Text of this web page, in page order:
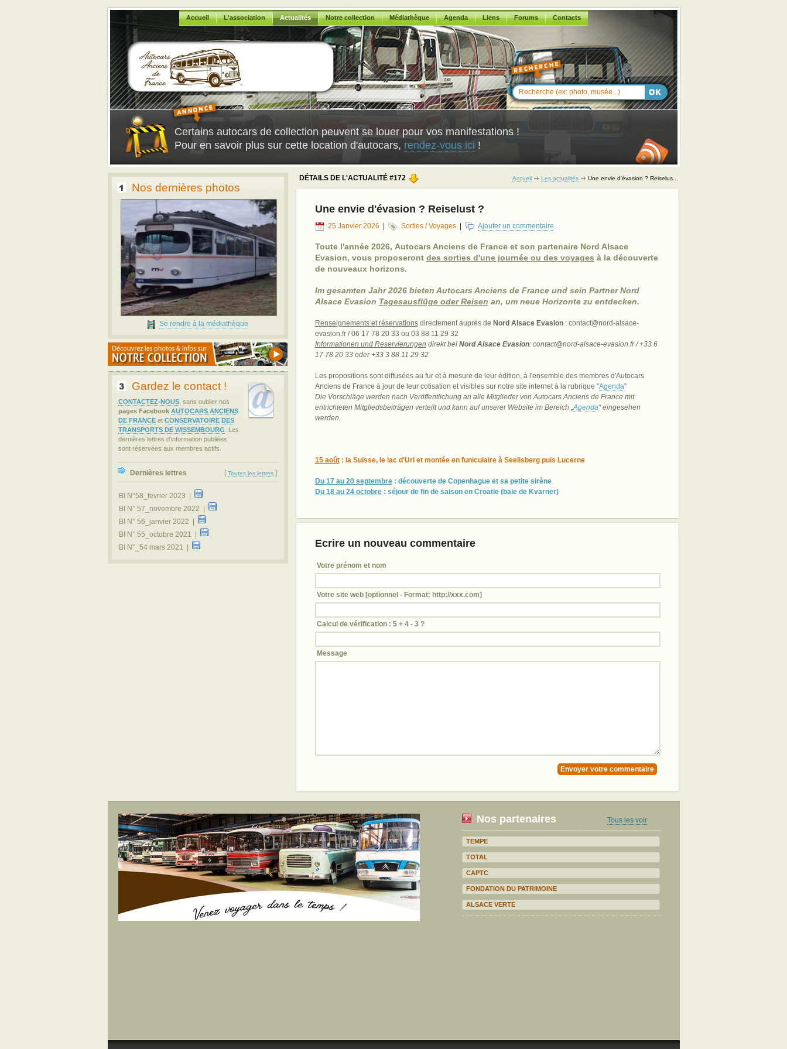
Accueil L'association Actualités Notre collection Médiathèque Agenda Liens Forums Contacts
Certains autocars de collection peuvent se louer pour vos manifestations !
Pour en savoir plus sur cette location d'autocars, rendez-vous ici !
Nos dernières photos
Se rendre à la médiathèque
Gardez le contact !
CONTACTEZ-NOUS, sans oublier nos
pages Facebook AUTOCARS ANCIENS
DE FRANCEet CONSERVATOIRE DES
TRANSPORTS DE WISSEMBOURG . Les
dernières lettres d'information publiées
sont réservées aux membres actifs.
Dernières lettres [ Toutes les lettres]
BI N°58_fevrier 2023 |
BI N° 57_novembre 2022 |
BI N° 56_janvier 2022 |
BI N° 55_octobre 2021 |
BI N°_54 mars 2021 |
Accueil Les actualités Une envie d'évasion ? Reiselus...
DÉTAILS DE L'ACTUALITÉ #172
Une envie d'évasion ? Reiselust ?
25 Janvier 2026 Sorties / Voyages Ajouter un commentaire
Toute l'année 2026, Autocars Anciens de France et son partenaire Nord Alsace
Evasion, vous proposeront des sorties d'une journée ou des voyages à la découverte
de nouveaux horizons.
Im gesamten Jahr 2026 bieten Autocars Anciens de France und sein Partner Nord
Alsace Evasion Tagesausflüge oder Reisen an, um neue Horizonte zu entdecken.
Renseignements et réservationsdirectement auprès de Nord Alsace Evasion: contact@nord-alsace-
evasion.fr / 06 17 78 20 33 ou 03 88 11 29 32
Informationen und Reservierungen direkt bei Nord Alsace Evasion: contact@nord-alsace-evasion.fr / +33 6
17 78 20 33 oder +33 3 88 11 29 32
Les propositions sont diffusées au fur et à mesure de leur édition, à l'ensemble des membres d'Autocars
Anciens de France à jour de leur cotisation et visibles sur notre site internet à la rubrique "Agenda"
Die Vorschläge werden nach Veröffentlichung an alle Mitglieder von Autocars Anciens de France mit
entrichteten Mitgliedsbeiträgen verteilt und kann auf unserer Website im Bereich „Agenda“ eingesehen
werden.
15 août: la Suisse, le lac d'Uri et montée en funiculaire à Seelisberg puis Lucerne
Du 17 au 20 septembre: découverte de Copenhague et sa petite sirène
Du 18 au 24 octobre: séjour de fin de saison en Croatie (baie de Kvarner)
Ecrire un nouveau commentaire
Votre prénom et nom
Votre site web [optionnel - Format: http://xxx.com]
Calcul de vérification : 5 + 4 - 3 ?
Message
Nos partenaires Tous les voir
TEMPE
TOTAL
CAPTC
FONDATION DU PATRIMOINE
ALSACE VERTE